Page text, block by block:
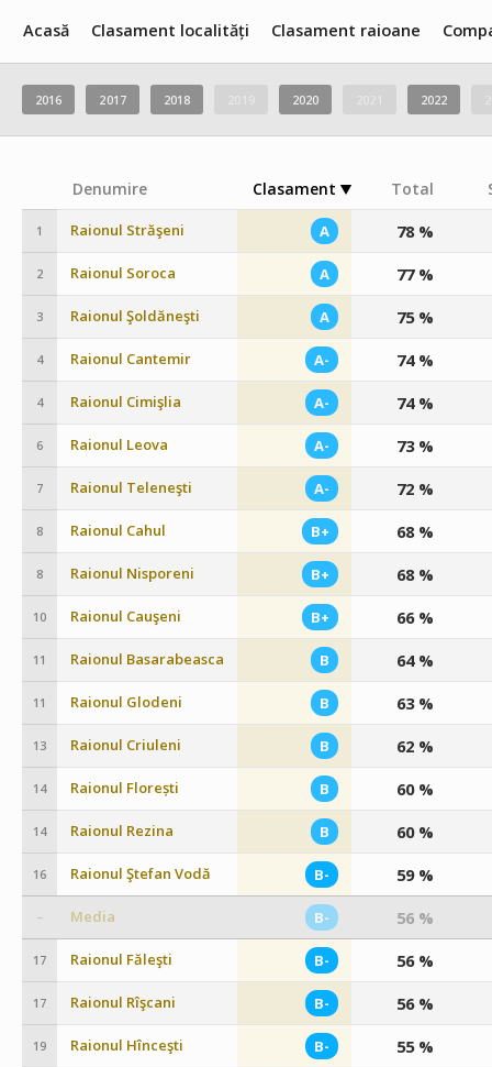
Acasă Clasament localități Clasament raioane
2016 2017 2018 2020 2022
Denumire Clasament Total
1 Raionul Străşeni A 78 %
2 Raionul Soroca A 77 %
3 Raionul Şoldăneşti A 75 %
4 Raionul Cantemir A- 74 %
4 Raionul Cimişlia A- 74 %
6 Raionul Leova A- 73 %
7 Raionul Teleneşti A- 72 %
8 Raionul Cahul B+ 68 %
8 Raionul Nisporeni B+ 68 %
10 Raionul Cauşeni B+ 66 %
11 Raionul Basarabeasca B 64 %
11 Raionul Glodeni B 63 %
13 Raionul Criuleni B 62 %
14 Raionul Florești B 60 %
14 Raionul Rezina B 60 %
16 Raionul Ştefan Vodă B- 59 %
– Media B- 56 %
17 Raionul Făleşti B- 56 %
17 Raionul Rîşcani B- 56 %
19 Raionul Hînceşti B- 55 %